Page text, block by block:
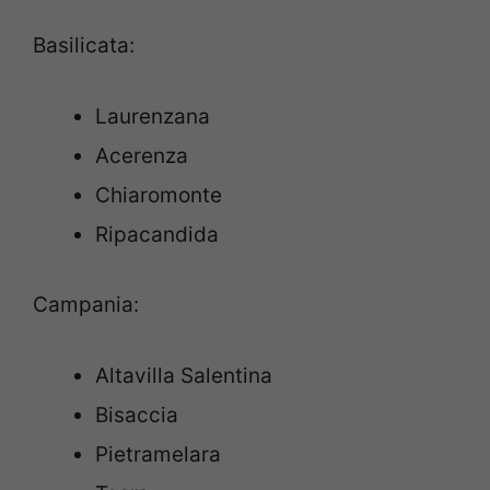
Basilicata:
Laurenzana
Acerenza
Chiaromonte
Ripacandida
Campania:
Altavilla Salentina
Bisaccia
Pietramelara